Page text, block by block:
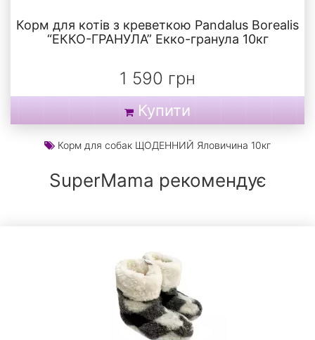
Корм для котів з креветкою Pandalus Borealis
“ЕККО-ГРАНУЛА” Екко-гранула 10кг
1 590 грн
Купити
Корм для собак ЩОДЕННИЙ Яловичина 10кг
SuperMama рекомендує